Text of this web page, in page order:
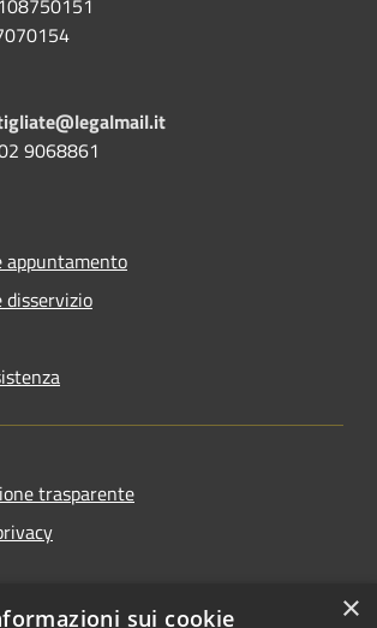
9068861
appuntamento
disservizio
trasparente
di accessibilità
×
sui cookie